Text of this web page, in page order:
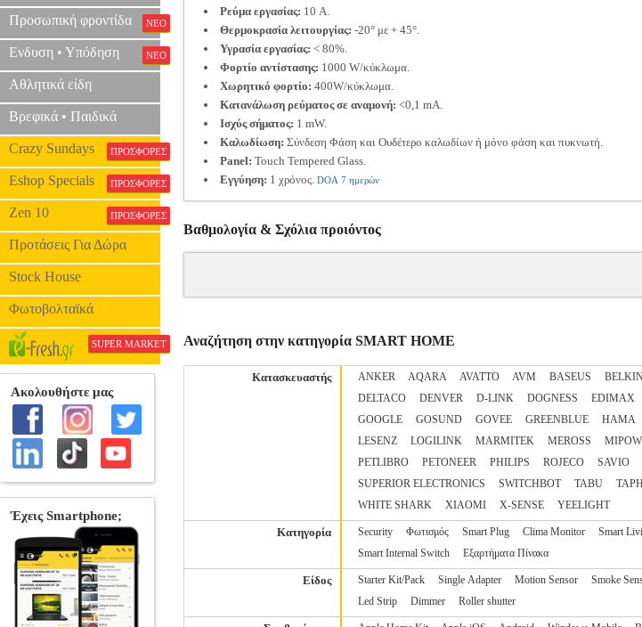
Προσωπική φροντίδα ΝΕΟ
Ενδυση • Υπόδηση ΝΕΟ
Αθλητικά είδη
Βρεφικά • Παιδικά
Crazy Sundays ΠΡΟΣΦΟΡΕΣ
Eshop Specials ΠΡΟΣΦΟΡΕΣ
Zen 10 ΠΡΟΣΦΟΡΕΣ
Προτάσεις Για Δώρα
Stock House
Φωτοβολταϊκά
SUPER MARKET
Ρεύμα εργασίας: 10 A.
Θερμοκρασία λειτουργίας: -20° με + 45°.
Υγρασία εργασίας: < 80%.
Φορτίο αντίστασης: 1000 W/κύκλωμα.
Χωρητικό φορτίο: 400W/κύκλωμα.
Κατανάλωση ρεύματος σε αναμονή: <0,1 mA.
Ισχύς σήματος: 1 mW.
Καλωδίωση: Σύνδεση Φάση και Ουδέτερο καλωδίων ή μόνο φάση και πυκνωτή.
Panel: Touch Tempered Glass.
Εγγύηση: 1 χρόνος. DOA 7 ημερών
Βαθμολογία & Σχόλια προιόντος
Αναζήτηση στην κατηγορία SMART HOME
Κατασκευαστής ANKER AQARA AVATTO AVM BASEUS
DELTACO
DENVER D-LINK DOGNESS EDIMAX
GOOGLE
GOSUND GOVEE GREENBLUE HAMA
LESENZ
LOGILINK MARMITEK MEROSS MIPOW
PETLIBRO
PETONEER PHILIPS ROJECO SAVIO
SUPERIOR ELECTRONICS
SWITCHBOT TABU
WHITE SHARK
XIAOMI X-SENSE YEELIGHT
Κατηγορία Security Φωτισμός Smart Plug Clima Monitor Smart
Smart Internal Switch
Εξαρτήματα Πίνακα
Είδος Starter Kit/Pack Single Adapter Motion Sensor Smoke
Led Strip
Dimmer Roller shutter